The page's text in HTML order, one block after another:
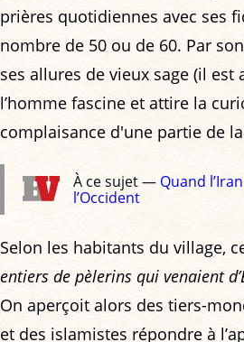
prières quotidiennes avec ses
nombre de 50 ou de 60. Par
ses allures de vieux sage (il est
l’homme fascine et attire la
complaisance d'une partie de
À ce sujet — Quand
l’Occident
Selon les habitants du village,
entiers de pèlerins qui venaient
On aperçoit alors des tiers-
et des islamistes répondre à